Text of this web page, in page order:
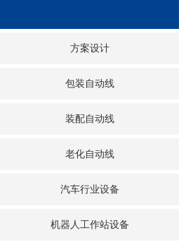
方案设计
包装自动线
装配自动线
老化自动线
汽车行业设备
机器人工作站设备